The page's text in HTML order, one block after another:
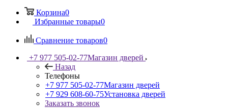
Корзина0
Избранные товары0
Сравнение товаров0
+7 977 505-02-77Магазин дверей
Назад
Телефоны
+7 977 505-02-77Магазин дверей
+7 929 608-60-75Установка дверей
Заказать звонок